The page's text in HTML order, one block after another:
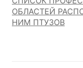
ОБЛАСТЕЙ
НИМ ПТУЗОВ